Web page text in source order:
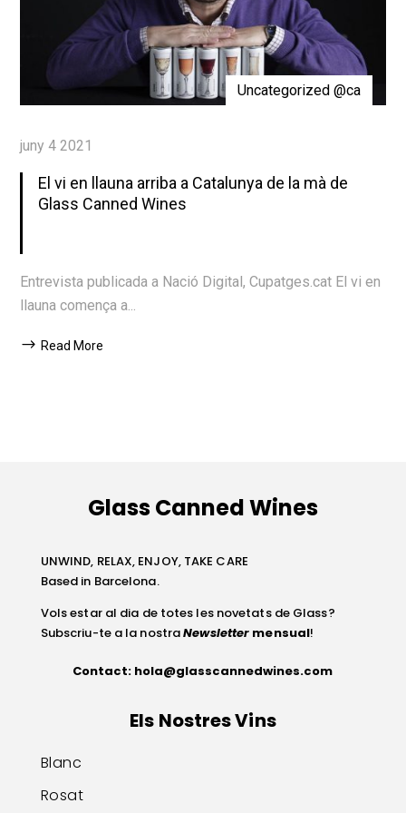
Uncategorized @ca
juny 4 2021
El vi en llauna arriba a Catalunya de la mà de
Glass Canned Wines
Entrevista publicada a Nació Digital, Cupatges.cat El vi en
llauna comença a...
Read More
Glass Canned Wines
UNWIND, RELAX, ENJOY, TAKE CARE
Based in Barcelona.
Vols estar al dia de totes les novetats de Glass?
Subscriu-te a la nostraNewsletter mensual!
Contact: hola@glasscannedwines.com
Els Nostres Vins
Blanc
Rosat